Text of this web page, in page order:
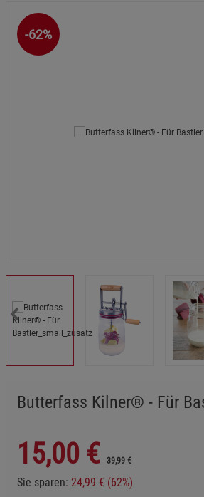
-62%
Butterfass Kilner® - Für
15,00 € 39,99 €
Sie sparen: 24,99 € (62%)